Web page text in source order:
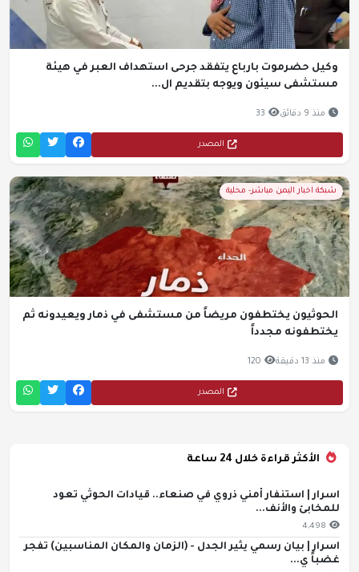
وكيل حضرموت بارباع يتفقد جرحى استهداف العبر في هيئة
مستشفى سيئون ويوجه بتقديم ال...
منذ 9 دقائق 33
المصدر
شبكة اخبار اليمن مباشر- محلية
الحوثيون يختطفون مريضاً من مستشفى في ذمار ويعيدونه ثم
يختطفونه مجدداً
منذ 13 دقيقة 120
المصدر
الأكثر قراءة خلال 24 ساعة
اسرار | استنفار أمني ذروي في صنعاء.. قيادات الحوثي تعود
للمخابئ والأنف...
4,498
اسرار | بيان رسمي يثير الجدل - (الزمان والمكان المناسبين) تفجر
غضباً ي...